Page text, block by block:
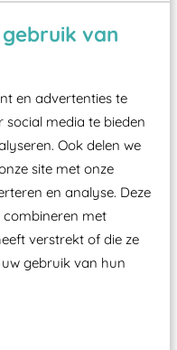
van
en advertenties te
social media te bieden
Ook delen we
site met onze
en analyse. Deze
combineren met
verstrekt of die ze
gebruik van hun
een speciale
verplicht is
of boomschors?
ruimte voorzien
-plaatje en
een Nederlands
laten keuren zodat
Attractie- en